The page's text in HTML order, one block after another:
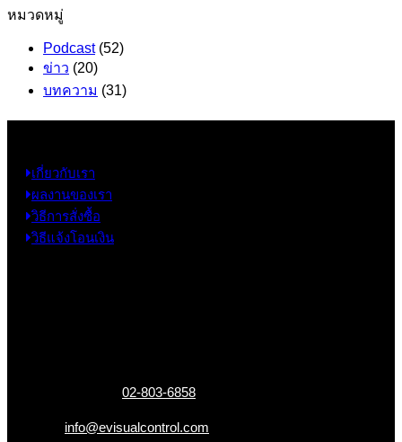
หมวดหมู่
Podcast(52)
ข่าว (20)
บทความ (31)
เกี่ยวกับเรา
ผลงานของเรา
วิธีการสั่งซื้อ
วิธีแจ้งโอนเงิน
02-803-6858
info@evisualcontrol.com